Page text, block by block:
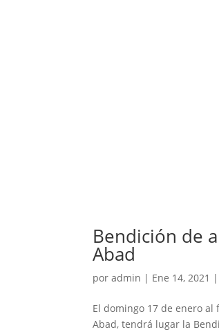
Bendición de
Abad
poradmin | Ene 14, 2021
El domingo 17 de enero al
Abad, tendrá lugar la